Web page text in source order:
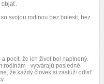
objať.
svojou rodinou bez bolesti, bez
pocit, že ich život bol naplnený.
rodinám - vytvárajú posledné
že každý človek si zaslúži odísť